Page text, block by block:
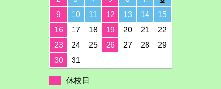
9
10 11 12 13 14
15
16
17 18 19 20 21
22
23
24 25 26 27 28
29
30
31
休校日